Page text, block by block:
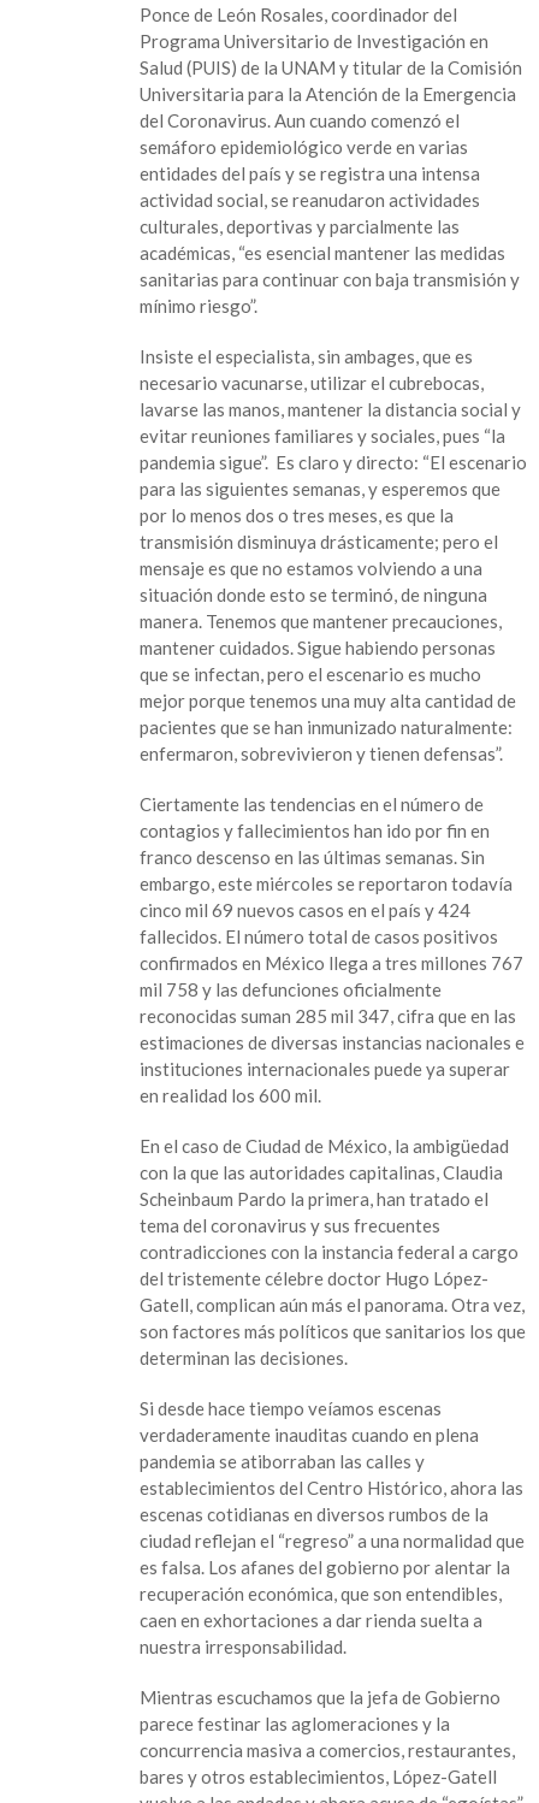
Ponce de León Rosales, coordinador del
Programa Universitario de Investigación en
Salud (PUIS) de la UNAM y titular de la Comisión
Universitaria para la Atención de la Emergencia
del Coronavirus. Aun cuando comenzó el
semáforo epidemiológico verde en varias
entidades del país y se registra una intensa
actividad social, se reanudaron actividades
culturales, deportivas y parcialmente las
académicas, “es esencial mantener las medidas
sanitarias para continuar con baja transmisión y
mínimo riesgo”.
Insiste el especialista, sin ambages, que es
necesario vacunarse, utilizar el cubrebocas,
lavarse las manos, mantener la distancia social y
evitar reuniones familiares y sociales, pues “la
pandemia sigue”. Es claro y directo: “El escenario
para las siguientes semanas, y esperemos que
por lo menos dos o tres meses, es que la
transmisión disminuya drásticamente; pero el
mensaje es que no estamos volviendo a una
situación donde esto se terminó, de ninguna
manera. Tenemos que mantener precauciones,
mantener cuidados. Sigue habiendo personas
que se infectan, pero el escenario es mucho
mejor porque tenemos una muy alta cantidad de
pacientes que se han inmunizado naturalmente:
enfermaron, sobrevivieron y tienen defensas”.
Ciertamente las tendencias en el número de
contagios y fallecimientos han ido por fin en
franco descenso en las últimas semanas. Sin
embargo, este miércoles se reportaron todavía
cinco mil 69 nuevos casos en el país y 424
fallecidos. El número total de casos positivos
confirmados en México llega a tres millones 767
mil 758 y las defunciones oficialmente
reconocidas suman 285 mil 347, cifra que en las
estimaciones de diversas instancias nacionales e
instituciones internacionales puede ya superar
en realidad los 600 mil.
En el caso de Ciudad de México, la ambigüedad
con la que las autoridades capitalinas, Claudia
Scheinbaum Pardo la primera, han tratado el
tema del coronavirus y sus frecuentes
contradicciones con la instancia federal a cargo
del tristemente célebre doctor Hugo López-
Gatell, complican aún más el panorama. Otra vez,
son factores más políticos que sanitarios los que
determinan las decisiones.
Si desde hace tiempo veíamos escenas
verdaderamente inauditas cuando en plena
pandemia se atiborraban las calles y
establecimientos del Centro Histórico, ahora las
escenas cotidianas en diversos rumbos de la
ciudad reflejan el “regreso” a una normalidad que
es falsa. Los afanes del gobierno por alentar la
recuperación económica, que son entendibles,
caen en exhortaciones a dar rienda suelta a
nuestra irresponsabilidad.
Mientras escuchamos que la jefa de Gobierno
parece festinar las aglomeraciones y la
concurrencia masiva a comercios, restaurantes,
bares y otros establecimientos, López-Gatell